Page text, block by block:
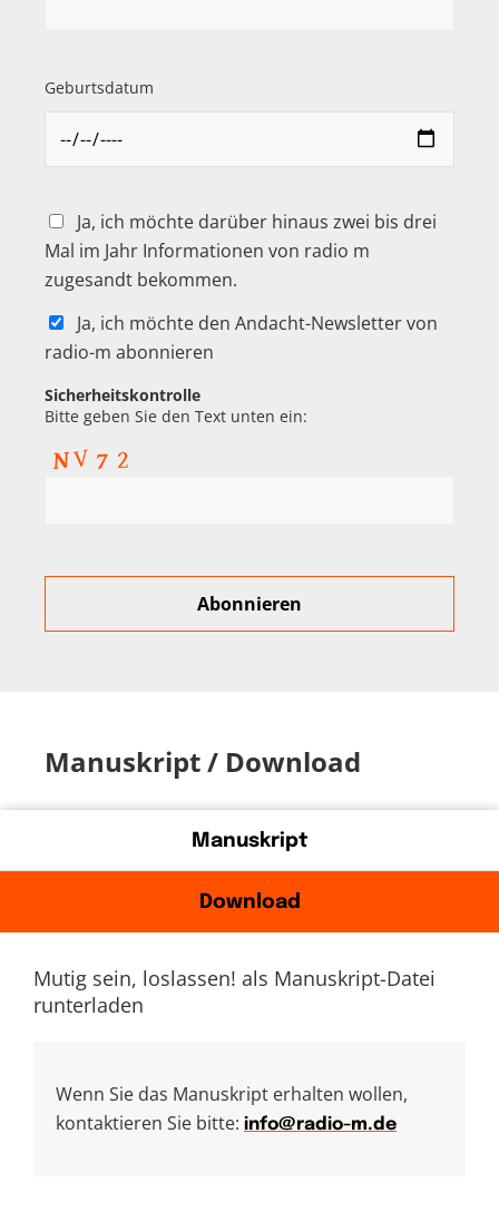
Geburtsdatum
Ja, ich möchte darüber hinaus zwei bis drei
Mal im Jahr Informationen von radio m
zugesandt bekommen.
Ja, ich möchte den Andacht-Newsletter von
radio-m abonnieren
Sicherheitskontrolle
Bitte geben Sie den Text unten ein:
Manuskript / Download
Manuskript
Download
Mutig sein, loslassen! als Manuskript-Datei
runterladen
Wenn Sie das Manuskript erhalten wollen,
kontaktieren Sie bitte: info@radio-m.de